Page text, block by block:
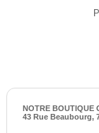
NOTRE BOUTIQUE
43 Rue Beaubourg,